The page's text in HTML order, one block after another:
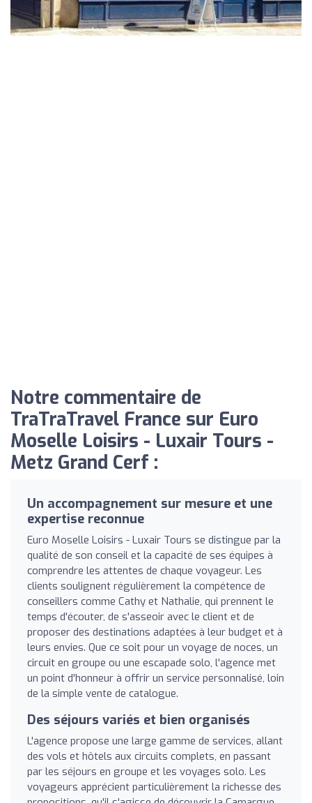
Notre commentaire de
TraTraTravel France sur Euro
Moselle Loisirs - Luxair Tours -
Metz Grand Cerf :
Un accompagnement sur mesure et une
expertise reconnue
Euro Moselle Loisirs - Luxair Tours se distingue par la
qualité de son conseil et la capacité de ses équipes à
comprendre les attentes de chaque voyageur. Les
clients soulignent régulièrement la compétence de
conseillers comme Cathy et Nathalie, qui prennent le
temps d'écouter, de s'asseoir avec le client et de
proposer des destinations adaptées à leur budget et à
leurs envies. Que ce soit pour un voyage de noces, un
circuit en groupe ou une escapade solo, l'agence met
un point d'honneur à offrir un service personnalisé, loin
de la simple vente de catalogue.
Des séjours variés et bien organisés
L'agence propose une large gamme de services, allant
des vols et hôtels aux circuits complets, en passant
par les séjours en groupe et les voyages solo. Les
voyageurs apprécient particulièrement la richesse des